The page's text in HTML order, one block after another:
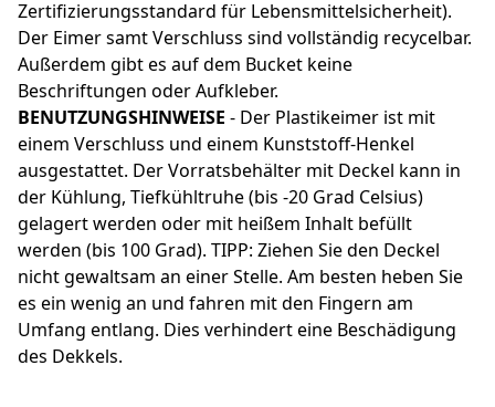
Zertifizierungsstandard für Lebensmittelsicherheit).
Der Eimer samt Verschluss sind vollständig recycelbar.
Außerdem gibt es auf dem Bucket keine
Beschriftungen oder Aufkleber.
BENUTZUNGSHINWEISE - Der Plastikeimer ist mit
einem Verschluss und einem Kunststoff-Henkel
ausgestattet. Der Vorratsbehälter mit Deckel kann in
der Kühlung, Tiefkühltruhe (bis -20 Grad Celsius)
gelagert werden oder mit heißem Inhalt befüllt
werden (bis 100 Grad). TIPP: Ziehen Sie den Deckel
nicht gewaltsam an einer Stelle. Am besten heben Sie
es ein wenig an und fahren mit den Fingern am
Umfang entlang. Dies verhindert eine Beschädigung
des Dekkels.